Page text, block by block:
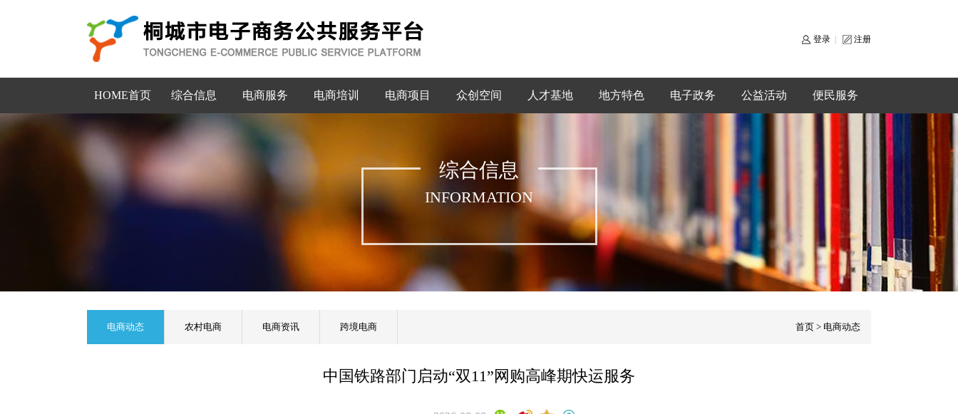
登录 注册
HOME首页 综合信息 电商服务 电商培训 电商项目 众创空间 人才基地 地方特色 电子政务 公益活动 便民服务
综合信息
INFORMATION
电商动态 农村电商 电商资讯 跨境电商 首页 > 电商动态
中国铁路部门启动“双11”网购高峰期快运服务